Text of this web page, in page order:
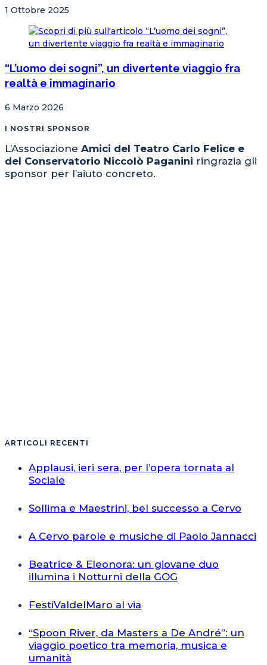
1 Ottobre 2025
“L’uomo dei sogni”, un divertente viaggio fra
realtà e immaginario
6 Marzo 2026
I NOSTRI SPONSOR
L’Associazione Amici del Teatro Carlo Felice e
del Conservatorio Niccolò Paganini ringrazia gli
sponsor per l’aiuto concreto.
ARTICOLI RECENTI
Applausi, ieri sera, per l’opera tornata al
Sociale
Sollima e Maestrini, bel successo a Cervo
A Cervo parole e musiche di Paolo Jannacci
Beatrice & Eleonora: un giovane duo
illumina i Notturni della GOG
FestiValdelMaro al via
“Spoon River, da Masters a De André”: un
viaggio poetico tra memoria, musica e
umanità